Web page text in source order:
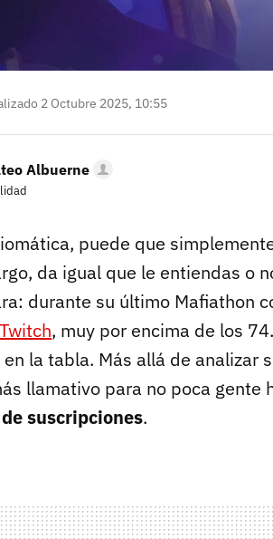
2 Octubre 2025, 10:55
Albuerne
puede que
da igual que le entiendas o
durante su último Mafiathon
, muy por encima de los
la tabla. Más allá de analizar
llamativo para no poca gente
suscripciones.